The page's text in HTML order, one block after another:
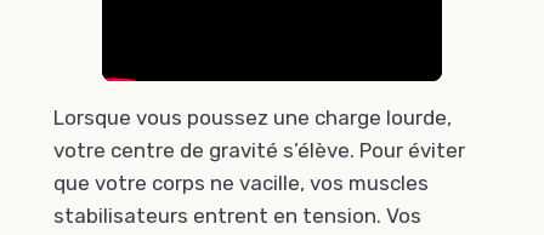
Lorsque vous poussez une charge lourde,
votre centre de gravité s’élève. Pour éviter
que votre corps ne vacille, vos muscles
stabilisateurs entrent en tension. Vos